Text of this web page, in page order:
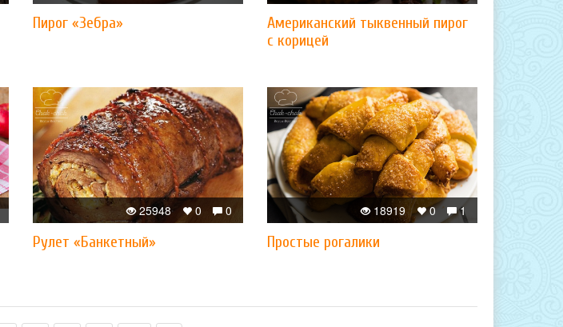
Пирог «Зебра»
Американский тыквенный пирог
с корицей
0
0
25948
Рулет «Банкетный»
1
0
18919
Простые рогалики